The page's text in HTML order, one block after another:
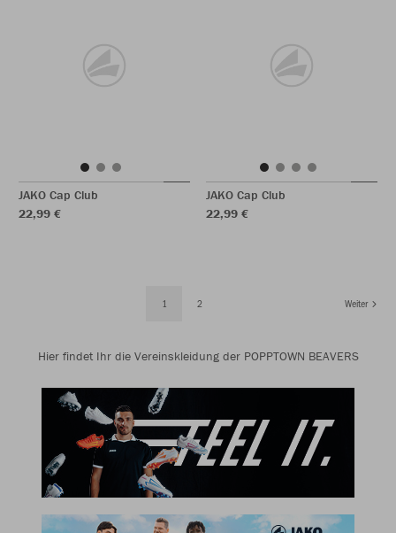
JAKO Cap Club
22,99 €
JAKO Cap Club
22,99 €
1 2 Weiter
Hier findet Ihr die Vereinskleidung der POPPTOWN BEAVERS